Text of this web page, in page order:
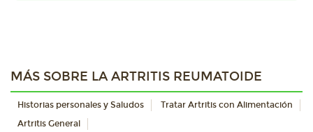
MÁS SOBRE LA ARTRITIS REUMATOIDE
Historias personales y Saludos
Tratar Artritis con Alimentación
Artritis General